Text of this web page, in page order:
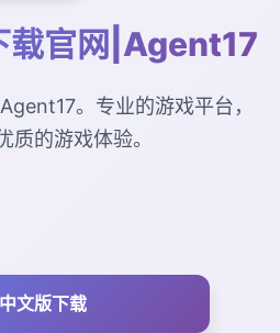
载官网|Agent17
。专业的游戏平台，
质的游戏体验。
中文版下载